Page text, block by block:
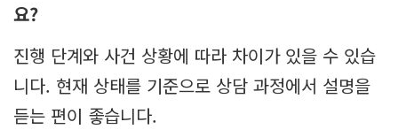
요?
진행 단계와 사건 상황에 따라 차이가 있을 수 있습
니다. 현재 상태를 기준으로 상담 과정에서 설명을
듣는 편이 좋습니다.